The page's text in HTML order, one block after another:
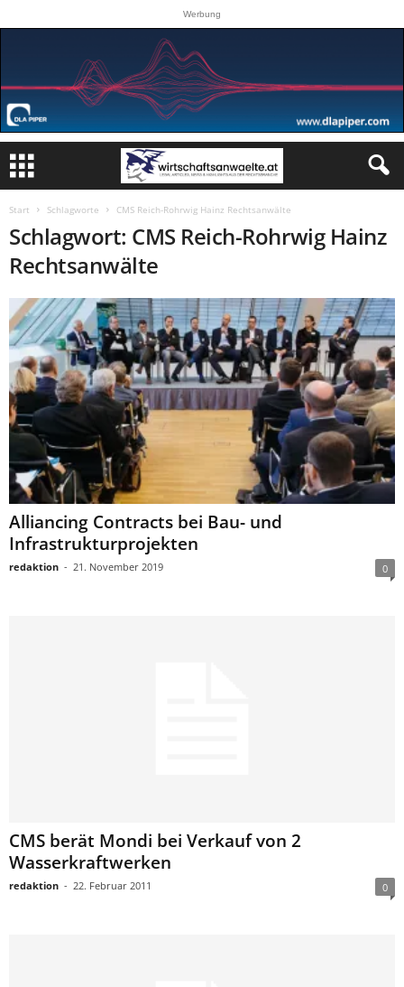
Werbung
Start Schlagworte CMS Reich-Rohrwig Hainz Rechtsanwälte
Schlagwort: CMS Reich-Rohrwig Hainz
Rechtsanwälte
Alliancing Contracts bei Bau- und
Infrastrukturprojekten
redaktion - 21. November 2019 0
CMS berät Mondi bei Verkauf von 2
Wasserkraftwerken
redaktion - 22. Februar 2011 0